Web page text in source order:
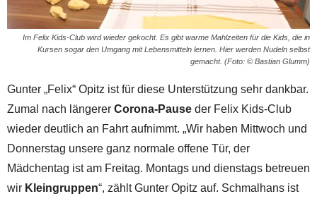
Im Felix Kids-Club wird wieder gekocht. Es gibt warme Mahlzeiten für die Kids, die in
Kursen sogar den Umgang mit Lebensmitteln lernen. Hier werden Nudeln selbst
gemacht. (Foto: © Bastian Glumm)
Gunter „Felix“ Opitz ist für diese Unterstützung sehr dankbar.
Zumal nach längerer Corona-Pause der Felix Kids-Club
wieder deutlich an Fahrt aufnimmt. „Wir haben Mittwoch und
Donnerstag unsere ganz normale offene Tür, der
Mädchentag ist am Freitag. Montags und dienstags betreuen
wir Kleingruppen“, zählt Gunter Opitz auf. Schmalhans ist